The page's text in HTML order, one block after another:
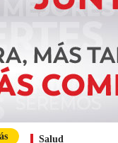
Salud